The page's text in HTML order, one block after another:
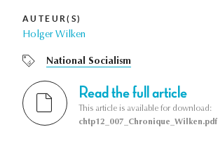
AUTEUR(S)
Holger Wilken
National Socialism
Read the full article
This article is available for download:
chtp12_007_Chronique_Wilken.pdf